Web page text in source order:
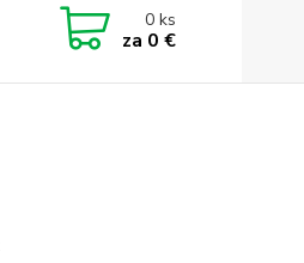
0ks
za 0 €